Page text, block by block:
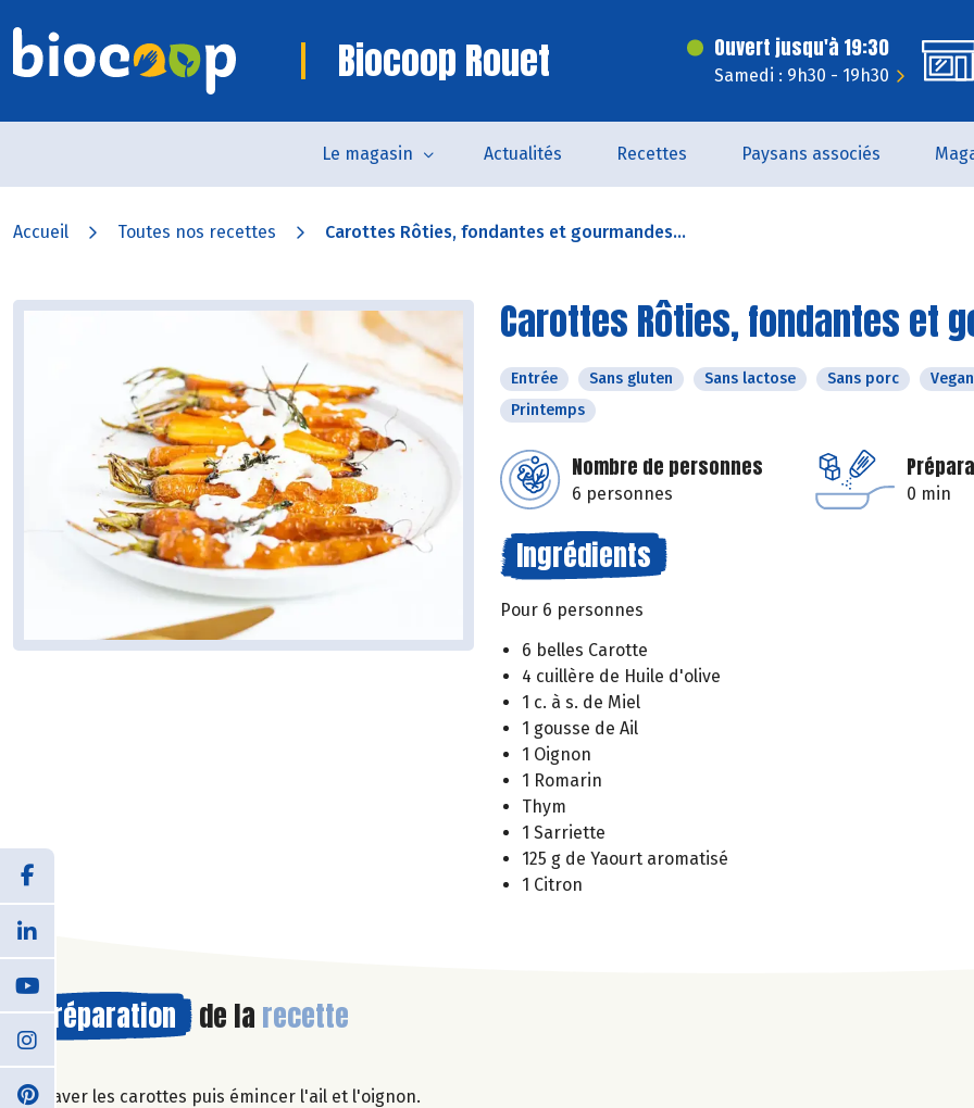
Biocoop Rouet Ouvert jusqu'à 19:30
Samedi : 9h30 - 19h30
Le magasin Actualités Recettes Paysans associés
Accueil Toutes nos recettes Carottes Rôties, fondantes et gourmandes...
Carottes Rôties, fondantes et
Entrée Sans gluten Sans lactose Sans porc Vegan
Printemps
Nombre de personnes
6 personnes 0 min
Ingrédients
Pour 6 personnes
6 belles Carotte
4 cuillère de Huile d'olive
1 c. à s. de Miel
1 gousse de Ail
1 Oignon
1 Romarin
Thym
1 Sarriette
125 g de Yaourt aromatisé
1 Citron
Préparation de la recette
Laver les carottes puis émincer l'ail et l'oignon.